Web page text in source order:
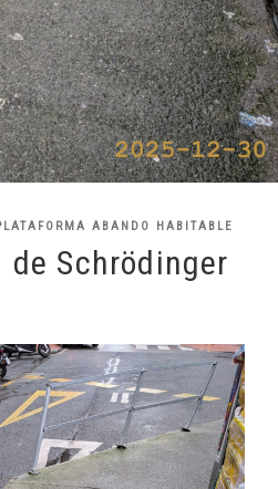
ABANDO HABITABLE
Schrödinger